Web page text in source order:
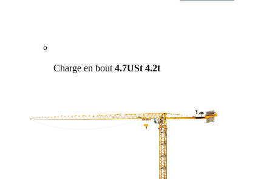
Charge en bout 4.7USt 4.2t